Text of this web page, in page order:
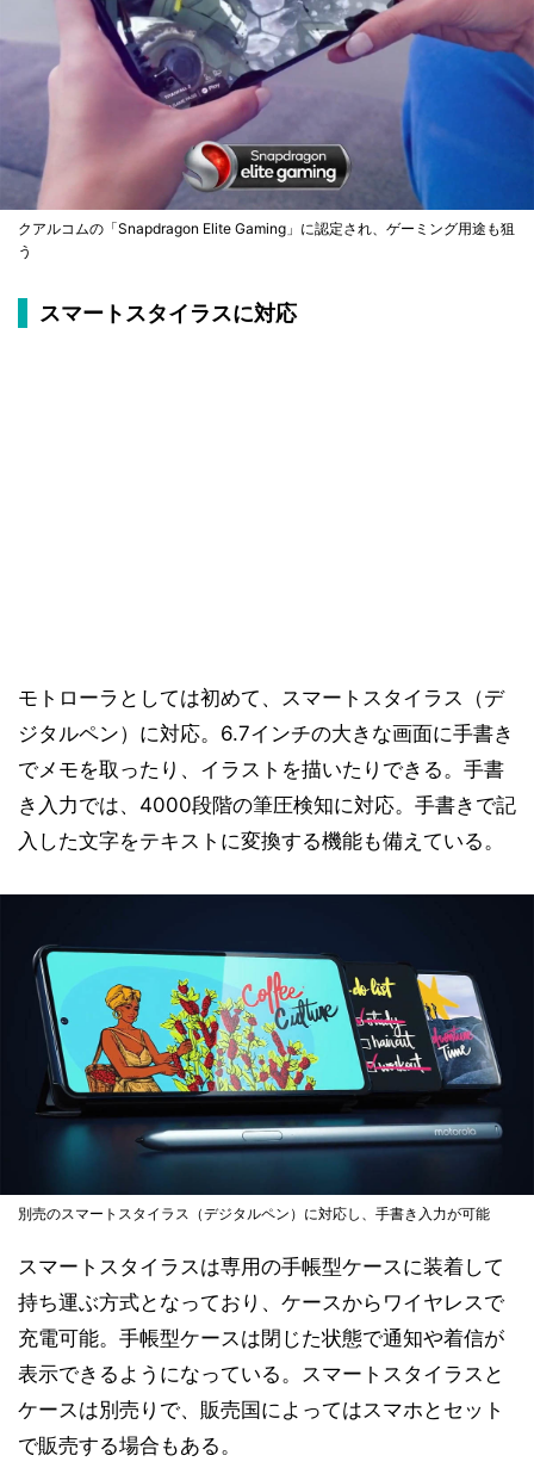
クアルコムの「Snapdragon Elite Gaming」に認定され、ゲーミング用途も狙
う
スマートスタイラスに対応
モトローラとしては初めて、スマートスタイラス（デ
ジタルペン）に対応。6.7インチの大きな画面に手書き
でメモを取ったり、イラストを描いたりできる。手書
き入力では、4000段階の筆圧検知に対応。手書きで記
入した文字をテキストに変換する機能も備えている。
別売のスマートスタイラス（デジタルペン）に対応し、手書き入力が可能
スマートスタイラスは専用の手帳型ケースに装着して
持ち運ぶ方式となっており、ケースからワイヤレスで
充電可能。手帳型ケースは閉じた状態で通知や着信が
表示できるようになっている。スマートスタイラスと
ケースは別売りで、販売国によってはスマホとセット
で販売する場合もある。